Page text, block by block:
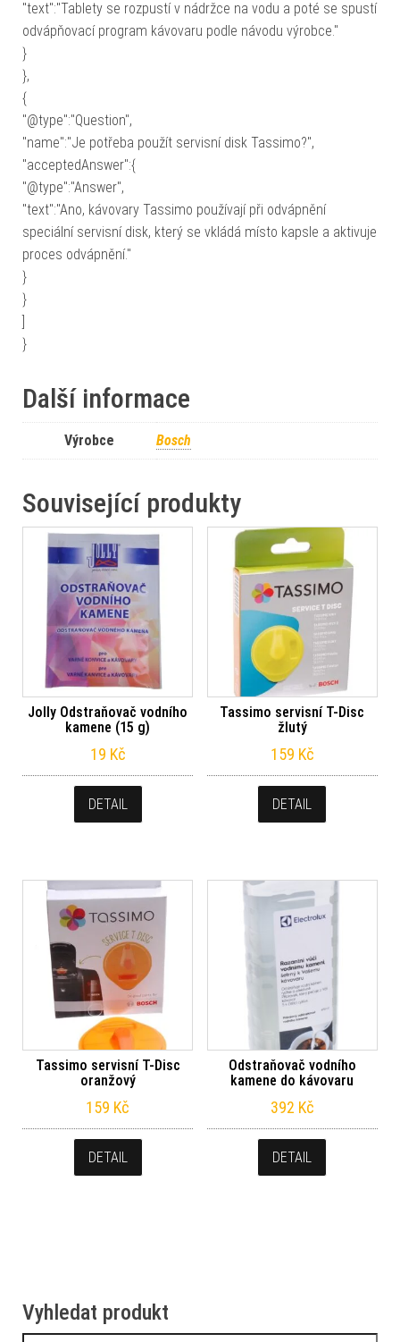
"text":"Tablety se rozpustí v nádržce na vodu a poté se spustí
odvápňovací program kávovaru podle návodu výrobce."
}
},
{
"@type":"Question",
"name":"Je potřeba použít servisní disk Tassimo?",
"acceptedAnswer":{
"@type":"Answer",
"text":"Ano, kávovary Tassimo používají při odvápnění
speciální servisní disk, který se vkládá místo kapsle a aktivuje
proces odvápnění."
}
}
]
}
Další informace
Výrobce Bosch
Související produkty
Jolly Odstraňovač vodního
kamene (15 g)
19 Kč
DETAIL
Tassimo servisní T-Disc
žlutý
159 Kč
DETAIL
Tassimo servisní T-Disc
oranžový
159 Kč
DETAIL
Odstraňovač vodního
kamene do kávovaru
392 Kč
DETAIL
Vyhledat produkt